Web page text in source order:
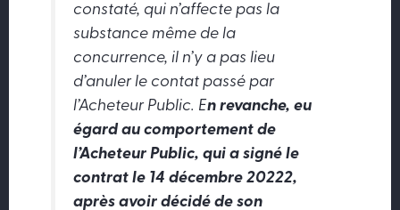
constaté, qui n’affecte pas la
substance même de la
concurrence, il n’y a pas lieu
d’anuler le contat passé par
l’Acheteur Public. En revanche, eu
égard au comportement de
l’Acheteur Public, qui a signé le
contrat le 14 décembre 20222,
après avoir décidé de son